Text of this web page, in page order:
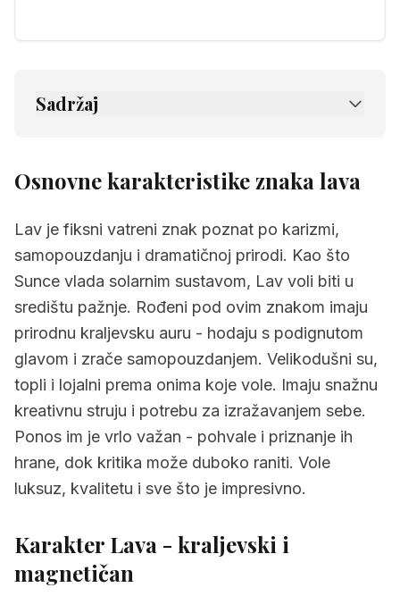
Sadržaj
2.2 Negativne osobine lava
3.
Lav u ljubavi - velikodušan i strastveni
4. Lav kao prijatelj - velikodušan i zabavan
Kompatibilnost Lava s drugim znakovima
5.1 Kompatibilni znakovi lava
5.2
Nekompatibilni znakovi lava
Lav u karijeri - prirodni vođe i zvijezde
7. Lav s novcem - velikodušan i sklon luksuzu
problemima
9. Savjeti za život s Lavom
Osnovne karakteristike znaka lava
Lav je fiksni vatreni znak poznat po karizmi,
samopouzdanju i dramatičnoj prirodi. Kao što
Sunce vlada solarnim sustavom, Lav voli biti u
središtu pažnje. Rođeni pod ovim znakom imaju
prirodnu kraljevsku auru - hodaju s podignutom
glavom i zrače samopouzdanjem. Velikodušni su,
topli i lojalni prema onima koje vole. Imaju snažnu
kreativnu struju i potrebu za izražavanjem sebe.
Ponos im je vrlo važan - pohvale i priznanje ih
hrane, dok kritika može duboko raniti. Vole
luksuz, kvalitetu i sve što je impresivno.
Karakter Lava - kraljevski i
magnetičan